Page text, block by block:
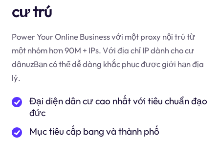
cư trú
Power Your Online Business với một proxy nội trú từ
một nhóm hơn 90M + IPs. Với địa chỉ IP dành cho cư
dânuzBạn có thể dễ dàng khắc phục được giới hạn địa
lý.
Đại diện dân cư cao nhất với tiêu chuẩn đạo
đức
Mục tiêu cấp bang và thành phố